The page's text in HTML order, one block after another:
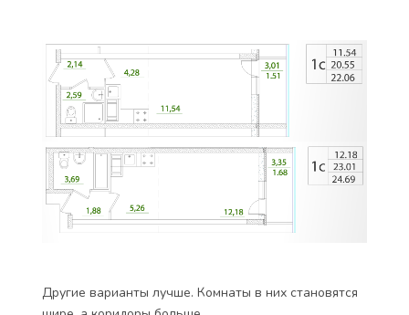
Другие варианты лучше. Комнаты в них становятся